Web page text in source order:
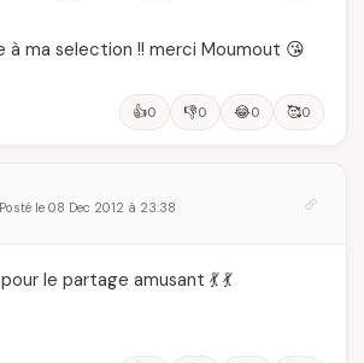
à ma selection !! merci Moumout 😘
👍0 👎0 😂0 🥰0
Posté le 08 Dec 2012 à 23:38
le partage amusant 💃 💃